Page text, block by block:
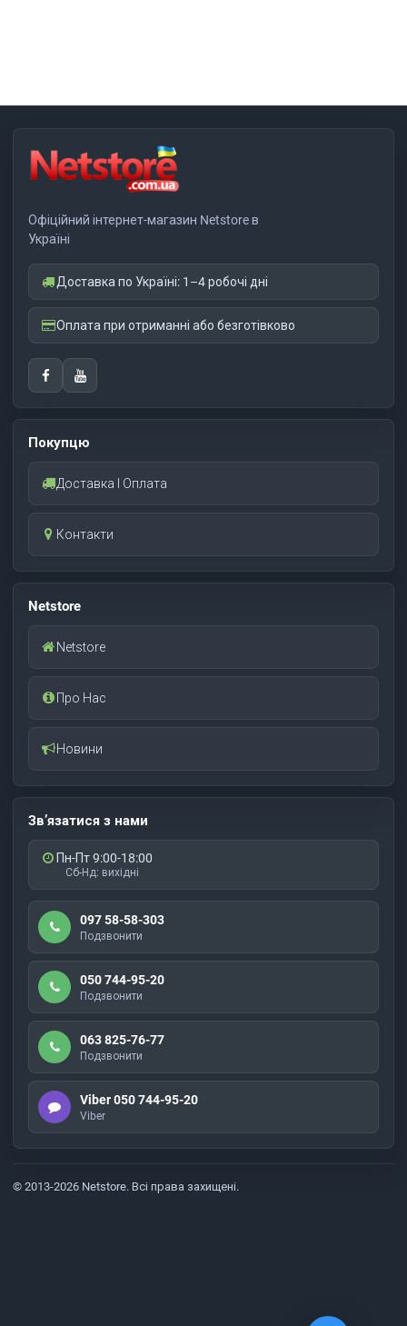
Офіційний інтернет-магазин Netstore в
Україні
Доставка по Україні: 1–4 робочі дні
Оплата при отриманні або безготівково
Покупцю
Доставка І Оплата
Контакти
Netstore
Netstore
Про Нас
Новини
Зв’язатися з нами
Пн-Пт 9:00-18:00
Сб-Нд: вихідні
097 58-58-303
Подзвонити
050 744-95-20
Подзвонити
063 825-76-77
Подзвонити
Viber 050 744-95-20
Viber
© 2013-2026 Netstore. Всі права захищені.